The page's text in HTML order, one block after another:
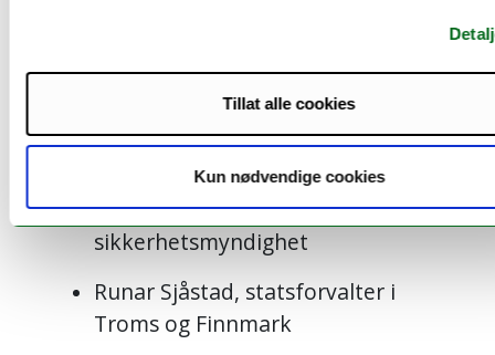
Tillat alle cookies
Kun nødvendige cookies
Excellence
Kontreadmiral Oliver Berdal, sjef
Chris McCabe, Nasjonal
sikkerhetsmyndighet
Runar Sjåstad, statsforvalter i
Troms og Finnmark